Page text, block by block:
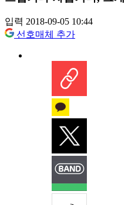
입력 2018-09-05 10:44
선호매체 추가